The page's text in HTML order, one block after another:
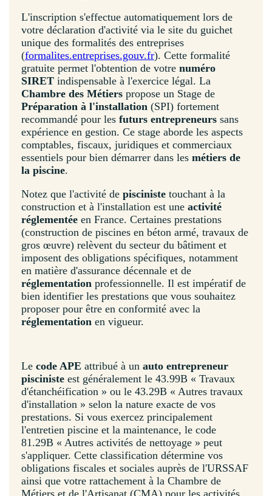
L'inscription s'effectue automatiquement lors de
votre déclaration d'activité via le site du guichet
unique des formalités des entreprises
(formalites.entreprises.gouv.fr). Cette formalité
gratuite permet l'obtention de votre numéro
SIRET indispensable à l'exercice légal. La
Chambre des Métiers propose un Stage de
Préparation à l'installation (SPI) fortement
recommandé pour les futurs entrepreneurs sans
expérience en gestion. Ce stage aborde les aspects
comptables, fiscaux, juridiques et commerciaux
essentiels pour bien démarrer dans les métiers de
la piscine.
Notez que l'activité de pisciniste touchant à la
construction et à l'installation est une activité
réglementée en France. Certaines prestations
(construction de piscines en béton armé, travaux de
gros œuvre) relèvent du secteur du bâtiment et
imposent des obligations spécifiques, notamment
en matière d'assurance décennale et de
réglementation professionnelle. Il est impératif de
bien identifier les prestations que vous souhaitez
proposer pour être en conformité avec la
réglementation en vigueur.
Le code APE attribué à un auto entrepreneur
pisciniste est généralement le 43.99B « Travaux
d'étanchéification » ou le 43.29B « Autres travaux
d'installation » selon la nature exacte de vos
prestations. Si vous exercez principalement
l'entretien piscine et la maintenance, le code
81.29B « Autres activités de nettoyage » peut
s'appliquer. Cette classification détermine vos
obligations fiscales et sociales auprès de l'URSSAF
ainsi que votre rattachement à la Chambre de
Métiers et de l'Artisanat (CMA) pour les activités